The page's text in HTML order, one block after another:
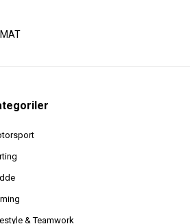
& Teamwork